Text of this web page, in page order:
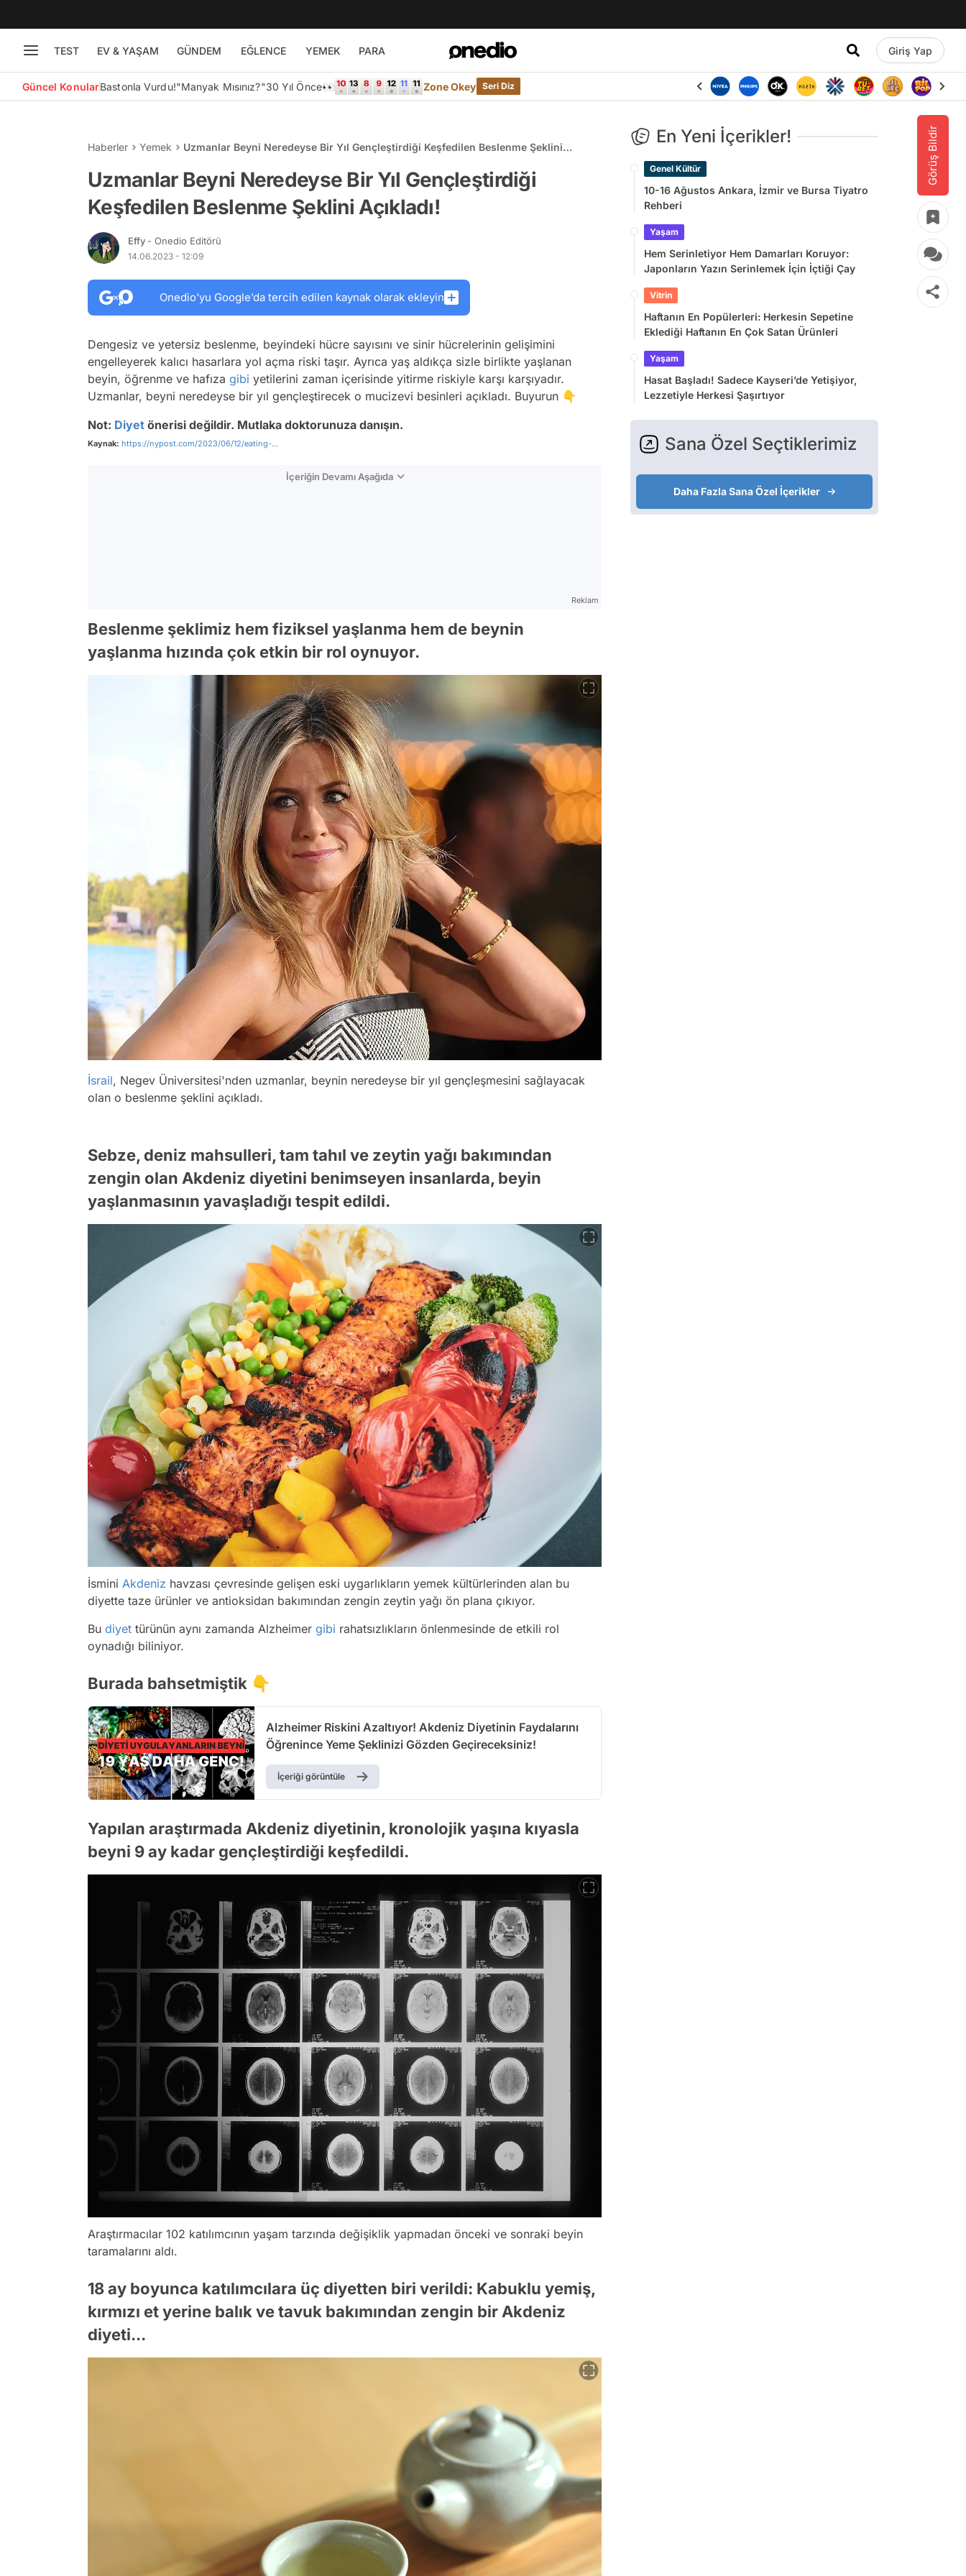
TEST EV & YAŞAM GÜNDEM EĞLENCE YEMEK PARA Giriş Yap
Güncel KonularBastonla Vurdu!"Manyak Mısınız?"30 Yıl Önce👀 Zone Okey Seri Diz
Görüş Bildir
Haberler Yemek
Uzmanlar Beyni Neredeyse Bir Yıl Gençleştirdiği Keşfedilen Beslenme Şeklini
Uzmanlar Beyni Neredeyse Bir Yıl Gençleştirdiği
Keşfedilen Beslenme Şeklini Açıkladı!
Effy - Onedio Editörü
14.06.2023 - 12:09
Onedio’yu Google’da tercih edilen kaynak olarak ekleyin
Dengesiz ve yetersiz beslenme, beyindeki hücre sayısını ve sinir hücrelerinin gelişimini
engelleyerek kalıcı hasarlara yol açma riski taşır. Ayrıca yaş aldıkça sizle birlikte yaşlanan
beyin, öğrenme ve hafıza gibi yetilerini zaman içerisinde yitirme riskiyle karşı karşıyadır.
Uzmanlar, beyni neredeyse bir yıl gençleştirecek o mucizevi besinleri açıkladı. Buyurun 👇
Not: Diyet önerisi değildir. Mutlaka doktorunuza danışın.
Kaynak: https://nypost.com/2023/06/12/eating-...
İçeriğin Devamı Aşağıda
Reklam
Beslenme şeklimiz hem fiziksel yaşlanma hem de beynin
yaşlanma hızında çok etkin bir rol oynuyor.
İsrail, Negev Üniversitesi'nden uzmanlar, beynin neredeyse bir yıl gençleşmesini sağlayacak
olan o beslenme şeklini açıkladı.
Sebze, deniz mahsulleri, tam tahıl ve zeytin yağı bakımından
zengin olan Akdeniz diyetini benimseyen insanlarda, beyin
yaşlanmasının yavaşladığı tespit edildi.
İsmini Akdeniz havzası çevresinde gelişen eski uygarlıkların yemek kültürlerinden alan bu
diyette taze ürünler ve antioksidan bakımından zengin zeytin yağı ön plana çıkıyor.
Bu diyet türünün aynı zamanda Alzheimer gibi rahatsızlıkların önlenmesinde de etkili rol
oynadığı biliniyor.
Burada bahsetmiştik 👇
Alzheimer Riskini Azaltıyor! Akdeniz Diyetinin Faydalarını
Öğrenince Yeme Şeklinizi Gözden Geçireceksiniz!
İçeriği görüntüle
Yapılan araştırmada Akdeniz diyetinin, kronolojik yaşına kıyasla
beyni 9 ay kadar gençleştirdiği keşfedildi.
Araştırmacılar 102 katılımcının yaşam tarzında değişiklik yapmadan önceki ve sonraki beyin
taramalarını aldı.
18 ay boyunca katılımcılara üç diyetten biri verildi: Kabuklu yemiş,
kırmızı et yerine balık ve tavuk bakımından zengin bir Akdeniz
diyeti...
En Yeni İçerikler!
Genel Kültür
10-16 Ağustos Ankara, İzmir ve Bursa Tiyatro
Rehberi
Yaşam
Hem Serinletiyor Hem Damarları Koruyor:
Japonların Yazın Serinlemek İçin İçtiği Çay
Vitrin
Haftanın En Popülerleri: Herkesin Sepetine
Eklediği Haftanın En Çok Satan Ürünleri
Yaşam
Hasat Başladı! Sadece Kayseri’de Yetişiyor,
Lezzetiyle Herkesi Şaşırtıyor
Sana Özel Seçtiklerimiz
Daha Fazla Sana Özel İçerikler